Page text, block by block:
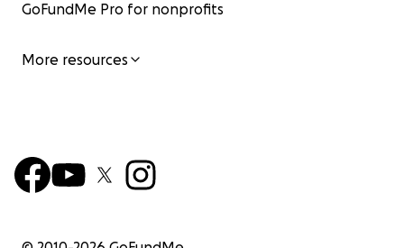
GoFundMe Pro for nonprofits
More resources